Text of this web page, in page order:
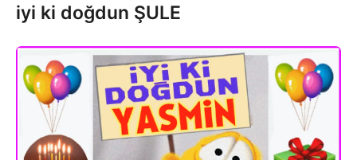
iyi ki doğdun ŞULE